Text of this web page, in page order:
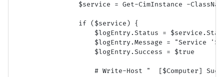
$service = Get-CimInstance -
                if ($service) {
$logEntry.Status =
$logEntry.Message = "Service
                    $logEntry.Success = $true
# Write-Host "  [$Computer]